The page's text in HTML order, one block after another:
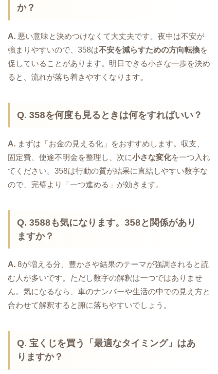
か？
A. 悪い意味と決めつけなくて大丈夫です。夜中は不安が
強まりやすいので、358は不安を減らすための方向転換を
促していることがあります。明日できる小さな一歩を決め
ると、流れが落ち着きやすくなります。
Q. 358を何度も見るときは何をすればいい？
A. まずは「お金の見える化」をおすすめします。収支、
固定費、使途不明金を整理し、次に小さな変化を一つ入れ
てください。358は行動の質が結果に直結しやすい数字な
ので、完璧より「一つ進める」が効きます。
Q. 3588も気になります。358と関係があり
ますか？
A. 8が増える分、豊かさや結果のテーマが強調されると読
む人が多いです。ただし数字の解釈は一つではありませ
ん。気になるなら、車のナンバーや生活の中での見え方と
合わせて解釈すると腑に落ちやすいでしょう。
Q. 宝くじを買う「最適なタイミング」はあ
りますか？